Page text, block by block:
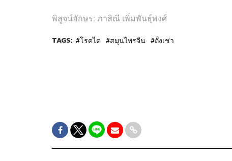
พิสูจน์อักษร: ภาสิณี เพิ่มพันธุ์พงศ์
TAGS: โรคไต สมุนไพรจีน ถั่งเช่า